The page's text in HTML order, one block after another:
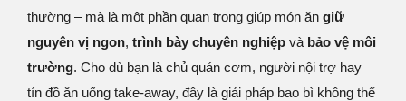
thường – mà là một phần quan trọng giúp món ăn giữ
nguyên vị ngon, trình bày chuyên nghiệp và bảo vệ môi
trường. Cho dù bạn là chủ quán cơm, người nội trợ hay
tín đồ ăn uống take-away, đây là giải pháp bao bì không thể